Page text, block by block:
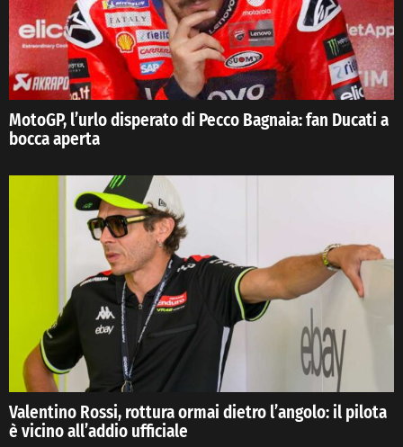
MotoGP, l’urlo disperato di Pecco Bagnaia: fan Ducati a
bocca aperta
Valentino Rossi, rottura ormai dietro l’angolo: il pilota
è vicino all’addio ufficiale